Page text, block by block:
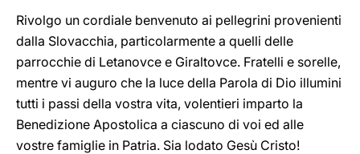
Rivolgo un cordiale benvenuto ai pellegrini provenienti
dalla Slovacchia, particolarmente a quelli delle
parrocchie di Letanovce e Giraltovce. Fratelli e sorelle,
mentre vi auguro che la luce della Parola di Dio illumini
tutti i passi della vostra vita, volentieri imparto la
Benedizione Apostolica a ciascuno di voi ed alle
vostre famiglie in Patria. Sia lodato Gesù Cristo!